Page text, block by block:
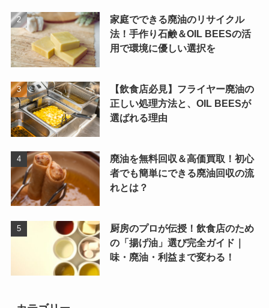
家庭でできる廃油のリサイクル
法！手作り石鹸＆OIL BEESの活
用で環境に優しい選択を
【飲食店必見】フライヤー廃油の
正しい処理方法と、OIL BEESが
選ばれる理由
廃油を無料回収＆高価買取！初心
者でも簡単にできる廃油回収の流
れとは？
厨房のプロが伝授！飲食店のため
の「揚げ油」選び完全ガイド｜
味・廃油・利益まで変わる！